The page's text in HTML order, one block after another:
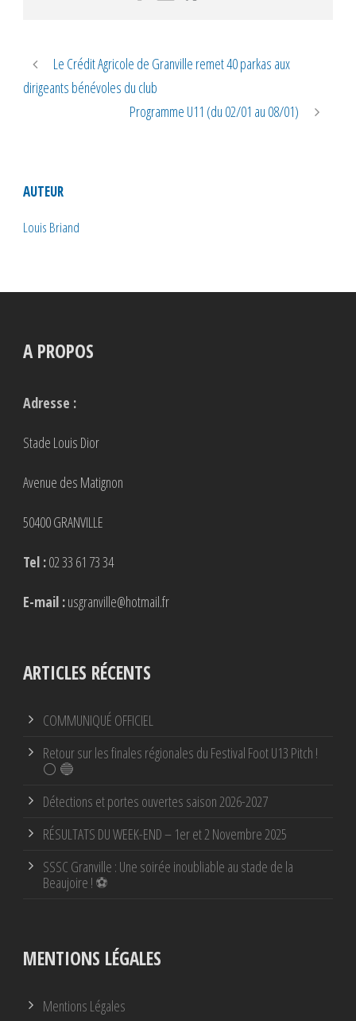
Le Crédit Agricole de Granville remet 40 parkas aux
dirigeants bénévoles du club
Programme U11 (du 02/01 au 08/01)
AUTEUR
Louis Briand
A PROPOS
Adresse :
Stade Louis Dior
Avenue des Matignon
50400 GRANVILLE
Tel :02 33 61 73 34
E-mail :usgranville@hotmail.fr
ARTICLES RÉCENTS
COMMUNIQUÉ OFFICIEL
Retour sur les finales régionales du Festival Foot U13 Pitch !
⚪ 🔵
Détections et portes ouvertes saison 2026-2027
RÉSULTATS DU WEEK-END – 1er et 2 Novembre 2025
SSSC Granville : Une soirée inoubliable au stade de la
Beaujoire ! ⚽
MENTIONS LÉGALES
Mentions Légales